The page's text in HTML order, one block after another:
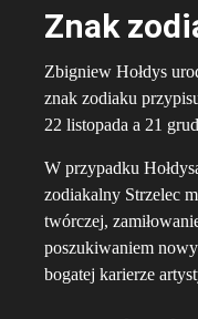
Znak
Zbigniew Hołdys
znak zodiaku
22 listopada a 21
W przypadku
zodiakalny Strzelec
twórczej,
poszukiwaniem
bogatej karierze